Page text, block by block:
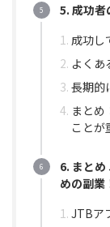
5. 成功者
成功し
よくあ
長期的
まとめ
ことが
6. まと
めの副業
JTBア